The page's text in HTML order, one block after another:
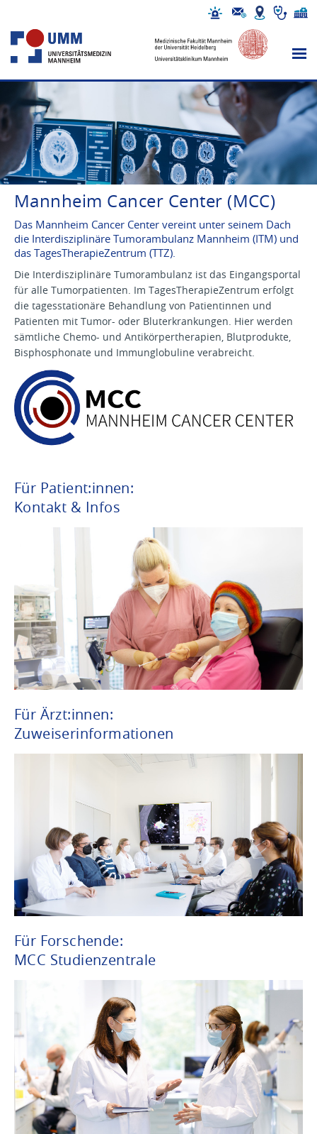
Mannheim Cancer Center (MCC)
Das Mannheim Cancer Center vereint unter seinem Dach
die Interdisziplinäre Tumorambulanz Mannheim (ITM) und
das TagesTherapieZentrum (TTZ).
Die Interdisziplinäre Tumorambulanz ist das Eingangsportal
für alle Tumorpatienten. Im TagesTherapieZentrum erfolgt
die tagesstationäre Behandlung von Patientinnen und
Patienten mit Tumor- oder Bluterkrankungen. Hier werden
sämtliche Chemo- und Antikörpertherapien, Blutprodukte,
Bisphosphonate und Immunglobuline verabreicht.
Für Patient:innen:
Kontakt & Infos
Für Ärzt:innen:
Zuweiserinformationen
Für Forschende:
MCC Studienzentrale